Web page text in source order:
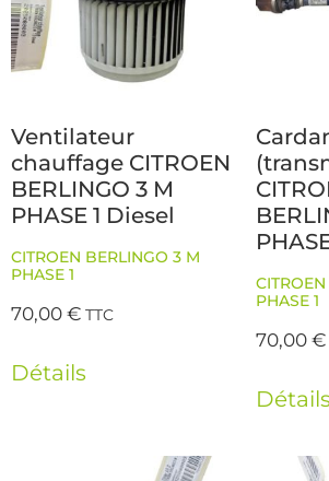
Ventilateur
chauffage CITROEN
BERLINGO 3 M
PHASE 1 Diesel
CITROEN BERLINGO 3 M
PHASE 1
70,00€ TTC
Détails
PHASE 1
70,00€
Détails